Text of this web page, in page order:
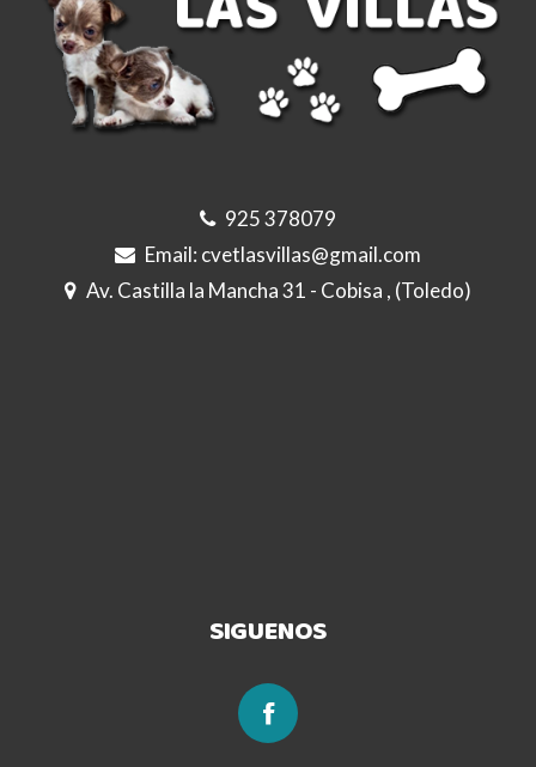
925 378079
Email: cvetlasvillas@gmail.com
Av. Castilla la Mancha 31 - Cobisa , (Toledo)
SIGUENOS